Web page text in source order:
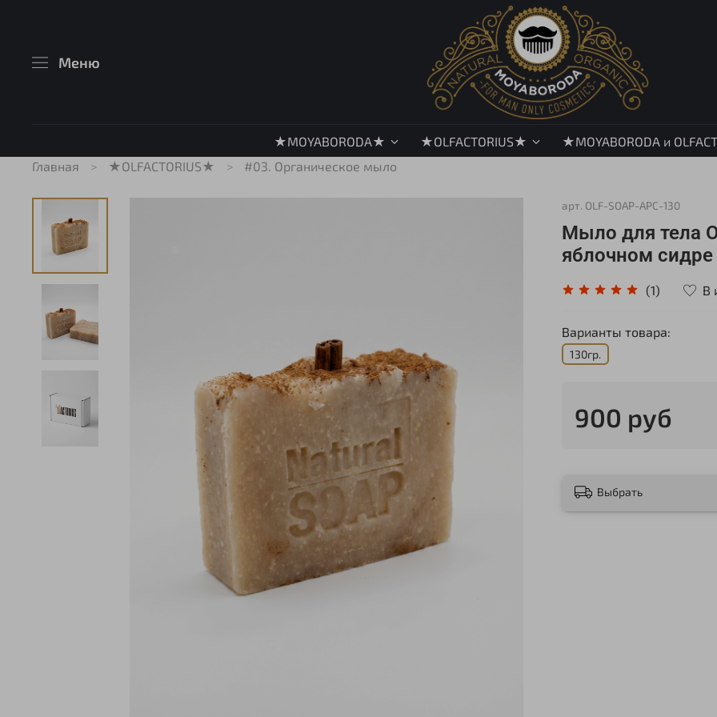
Меню
★MOYABORODA★ ★OLFACTORIUS★
★MOYABORODA и
Главная
★OLFACTORIUS★ #03. Органическое мыло
арт. OLF-SOAP-APC-130
Мыло для тела
яблочном сидре
(1) В
Варианты товара:
130гр.
900 руб
Выбрать